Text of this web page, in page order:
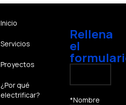
Inicio
Servicios
Proyectos
¿Por qué
electrificar?
Rellena
el
*Nombre